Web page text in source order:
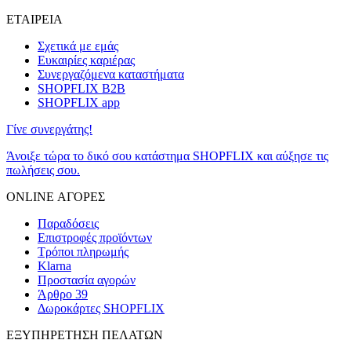
ΕΤΑΙΡΕΙΑ
Σχετικά με εμάς
Ευκαιρίες καριέρας
Συνεργαζόμενα καταστήματα
SHOPFLIX B2B
SHOPFLIX app
Γίνε συνεργάτης!
Άνοιξε τώρα το δικό σου κατάστημα SHOPFLIX και αύξησε τις
πωλήσεις σου.
ONLINE ΑΓΟΡΕΣ
Παραδόσεις
Επιστροφές προϊόντων
Τρόποι πληρωμής
Klarna
Προστασία αγορών
Άρθρο 39
Δωροκάρτες SHOPFLIX
ΕΞΥΠΗΡΕΤΗΣΗ ΠΕΛΑΤΩΝ